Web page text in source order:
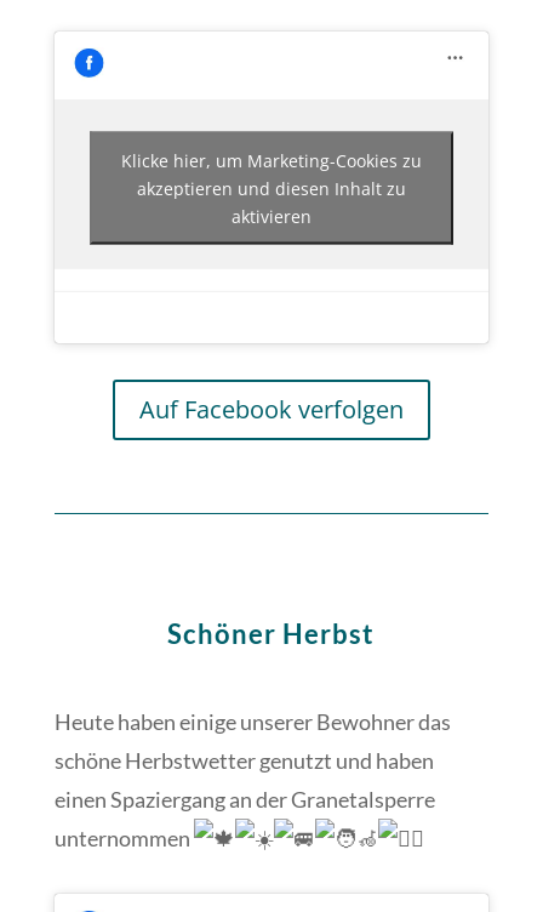
Klicke hier, um Marketing-Cookies zu
akzeptieren und diesen Inhalt zu
aktivieren
Auf Facebook verfolgen
Schöner Herbst
Heute haben einige unserer Bewohner das
schöne Herbstwetter genutzt und haben
einen Spaziergang an der Granetalsperre
unternommen